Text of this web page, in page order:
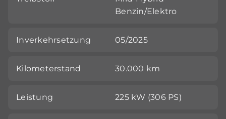
Benzin/Elektro
Inverkehrsetzung 05/2025
Kilometerstand 30.000 km
Leistung 225 kW (306 PS)